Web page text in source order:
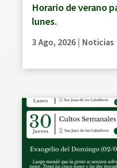
Horario de verano
lunes.
3 Ago, 2026| Noticias